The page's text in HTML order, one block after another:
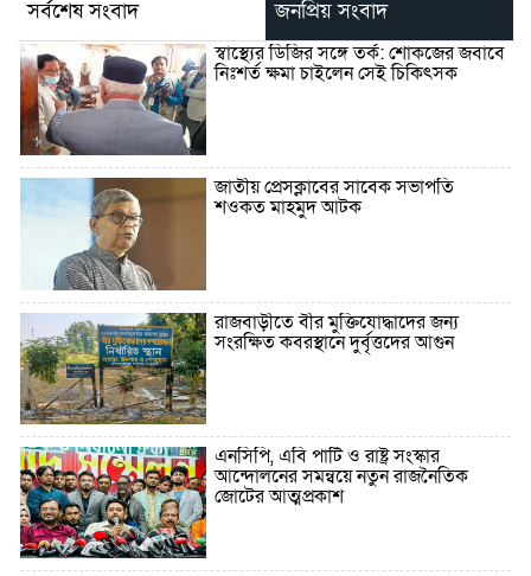
সর্বশেষ সংবাদ জনপ্রিয় সংবাদ
স্বাস্থ্যের ডিজির সঙ্গে তর্ক: শোকজের জবাবে
নিঃশর্ত ক্ষমা চাইলেন সেই চিকিৎসক
জাতীয় প্রেসক্লাবের সাবেক সভাপতি
শওকত মাহমুদ আটক
রাজবাড়ীতে বীর মুক্তিযোদ্ধাদের জন্য
সংরক্ষিত কবরস্থানে দুর্বৃত্তদের আগুন
এনসিপি, এবি পার্টি ও রাষ্ট্র সংস্কার
আন্দোলনের সমন্বয়ে নতুন রাজনৈতিক
জোটের আত্মপ্রকাশ